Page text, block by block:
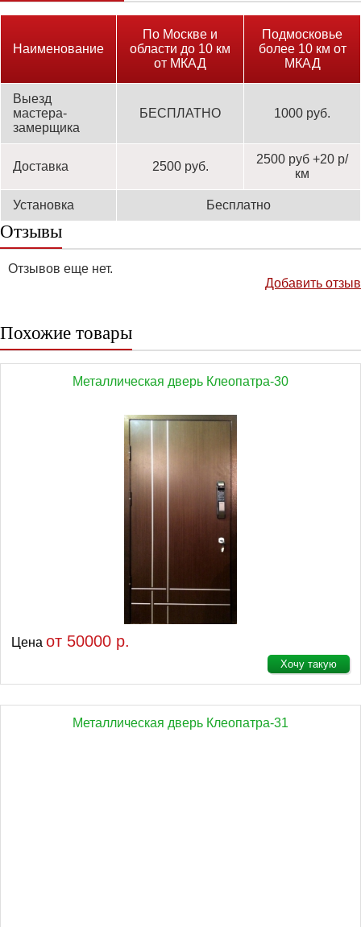
Наименование
По Москве и
области до 10 км
от МКАД
Подмосковье
более 10 км от
МКАД
Выезд
мастера-
замерщика
БЕСПЛАТНО 1000 руб.
Доставка 2500 руб.
2500 руб +20 р/
км
Установка Бесплатно
Отзывы
Отзывов еще нет.
Добавить отзыв
Похожие товары
Металлическая дверь Клеопатра-30
Цена от 50000 р.
Хочу такую
Металлическая дверь Клеопатра-31